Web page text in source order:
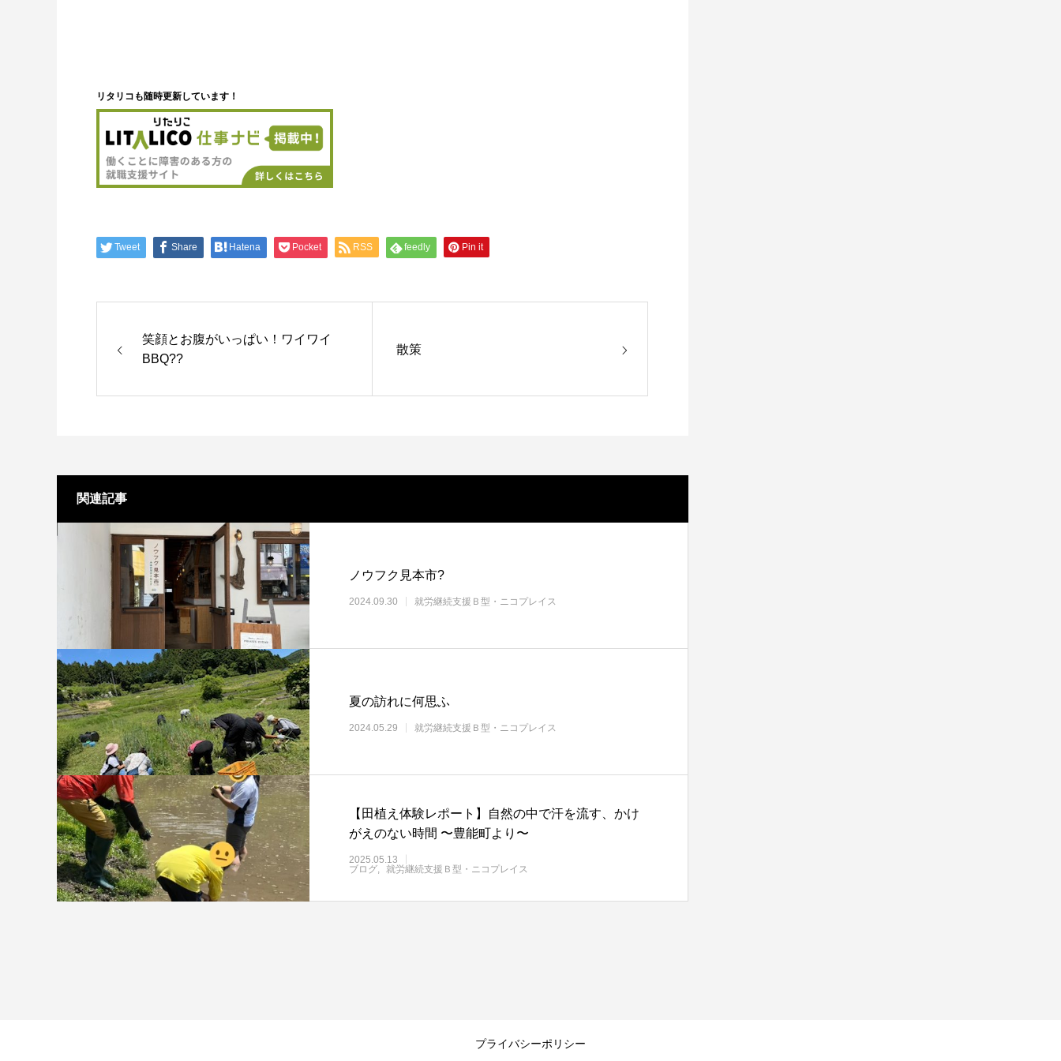
リタリコも随時更新しています！
Tweet Share Hatena Pocket RSS feedly Pin it
笑顔とお腹がいっぱい！ワイワイ
BBQ??
散策
関連記事
ノウフク見本市?
2024.09.30 就労継続支援Ｂ型・ニコプレイス
夏の訪れに何思ふ
2024.05.29 就労継続支援Ｂ型・ニコプレイス
【田植え体験レポート】自然の中で汗を流す、かけ
がえのない時間 〜豊能町より〜
2025.05.13
ブログ
就労継続支援Ｂ型・ニコプレイス
プライバシーポリシー